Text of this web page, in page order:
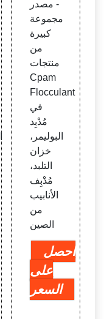
صين
- مصدر
مجموعة
كبيرة
من
منتجات
Cpam
Flocculant
في
مُدْبِد
البوليمر،
خزان
التلبد،
مُدْبِف
الأنابيب
من
الصين
احصل
على
السعر